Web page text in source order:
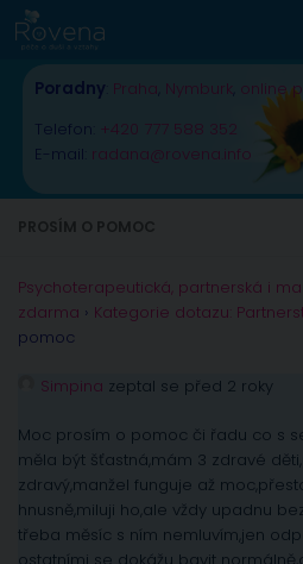
Skip to content
Poradny Praha Nymburk online
Telefon: +420 777 588 352
E-mail: radana@rovena.info
Psychoterapeutická, partnerská i
zdarma › Kategorie dotazu:
pomoc
Simpina zeptal se před 2 roky
Moc prosím o pomoc či řadu co s
měla být šťastná,mám 3 zdravé
zdravý,manžel funguje až
hnusně,miluji ho,ale vždy upadnu
třeba měsíc s ním nemluvím,jen